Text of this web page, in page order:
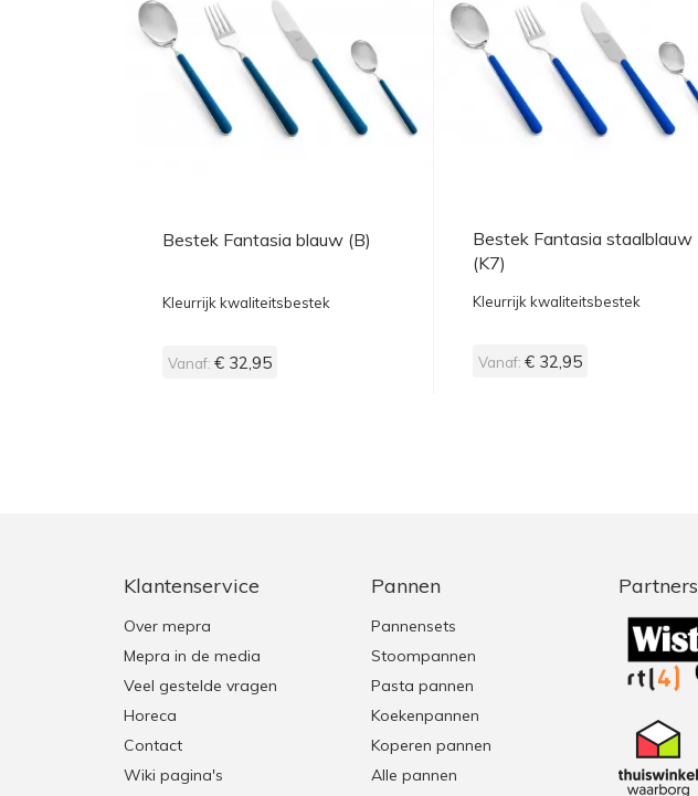
Bestek Fantasia blauw (B)
Kleurrijk kwaliteitsbestek
Vanaf: € 32,95
Bestek Fantasia staalblauw
(K7)
Kleurrijk kwaliteitsbestek
Vanaf: € 32,95
Klantenservice
Over mepra
Mepra in de media
Veel gestelde vragen
Horeca
Contact
Wiki pagina's
Pannen
Pannensets
Stoompannen
Pasta pannen
Koekenpannen
Koperen pannen
Alle pannen
Partners